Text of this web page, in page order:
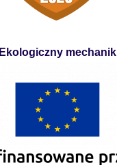
Ekologiczny mechanik